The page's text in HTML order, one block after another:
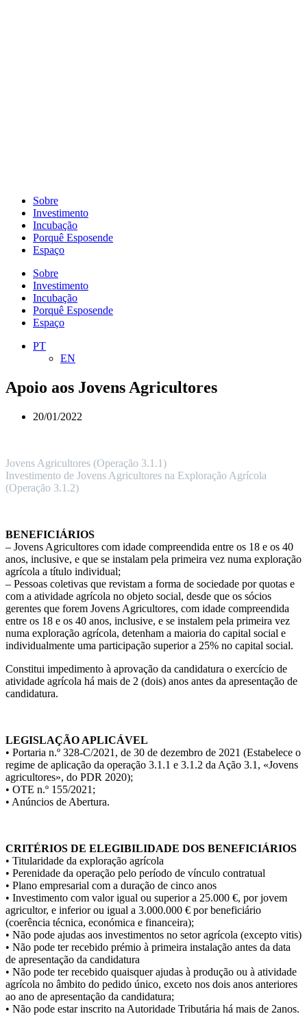
Sobre
Investimento
Incubação
Porquê Esposende
Espaço
Sobre
Investimento
Incubação
Porquê Esposende
Espaço
PT
EN
Apoio aos Jovens Agricultores
20/01/2022
Jovens Agricultores (Operação 3.1.1)
Investimento de Jovens Agricultores na Exploração Agrícola
(Operação 3.1.2)
BENEFICIÁRIOS
– Jovens Agricultores com idade compreendida entre os 18 e os 40
anos, inclusive, e que se instalam pela primeira vez numa exploração
agrícola a título individual;
– Pessoas coletivas que revistam a forma de sociedade por quotas e
com a atividade agrícola no objeto social, desde que os sócios
gerentes que forem Jovens Agricultores, com idade compreendida
entre os 18 e os 40 anos, inclusive, e se instalem pela primeira vez
numa exploração agrícola, detenham a maioria do capital social e
individualmente uma participação superior a 25% no capital social.
Constitui impedimento à aprovação da candidatura o exercício de
atividade agrícola há mais de 2 (dois) anos antes da apresentação de
candidatura.
LEGISLAÇÃO APLICÁVEL
• Portaria n.º 328-C/2021, de 30 de dezembro de 2021 (Estabelece o
regime de aplicação da operação 3.1.1 e 3.1.2 da Ação 3.1, «Jovens
agricultores», do PDR 2020);
• OTE n.º 155/2021;
• Anúncios de Abertura.
CRITÉRIOS DE ELEGIBILIDADE DOS BENEFICIÁRIOS
• Titularidade da exploração agrícola
• Perenidade da operação pelo período de vínculo contratual
• Plano empresarial com a duração de cinco anos
• Investimento com valor igual ou superior a 25.000 €, por jovem
agricultor, e inferior ou igual a 3.000.000 € por beneficiário
(coerência técnica, económica e financeira);
• Não pode ajudas aos investimentos no setor agrícola (excepto vitis)
• Não pode ter recebido prémio à primeira instalação antes da data
de apresentação da candidatura
• Não pode ter recebido quaisquer ajudas à produção ou à atividade
agrícola no âmbito do pedido único, exceto nos dois anos anteriores
ao ano de apresentação da candidatura;
• Não pode estar inscrito na Autoridade Tributária há mais de 2anos.